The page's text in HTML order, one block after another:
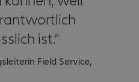
ist.
Field Service,